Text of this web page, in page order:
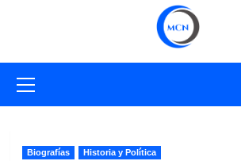
primario
Biografías Historia y Política